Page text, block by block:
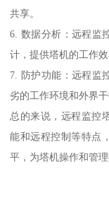
共享。
6. 数据分析：远程监
计，提供塔机的工作
7. 防护功能：远程监
劣的工作环境和外界
总的来说，远程监控
能和远程控制等特点
平，为塔机操作和管理